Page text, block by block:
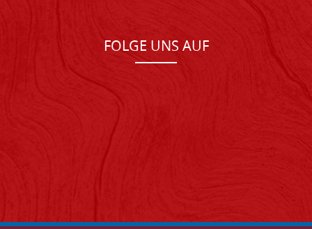
FOLGE UNS AUF